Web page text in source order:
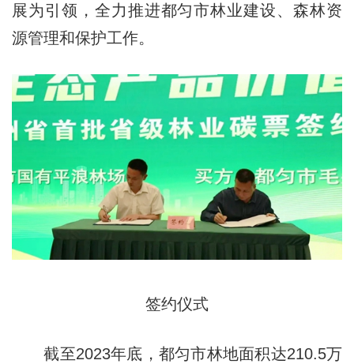
展为引领，全力推进都匀市林业建设、森林资
源管理和保护工作。
签约仪式
截至2023年底，都匀市林地面积达210.5万